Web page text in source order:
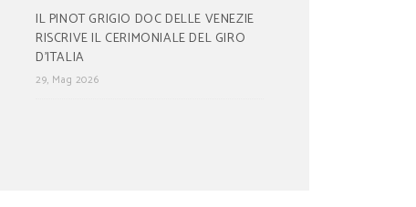
IL PINOT GRIGIO DOC DELLE VENEZIE
RISCRIVE IL CERIMONIALE DEL GIRO
D’ITALIA
29, Mag 2026